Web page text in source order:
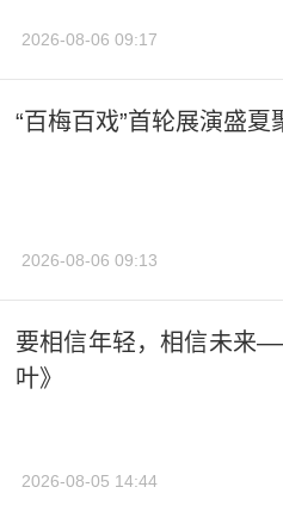
2026-08-06 09:17
“百梅百戏”首轮展演盛夏
2026-08-06 09:13
要相信年轻，相信未来
叶》
2026-08-05 14:44